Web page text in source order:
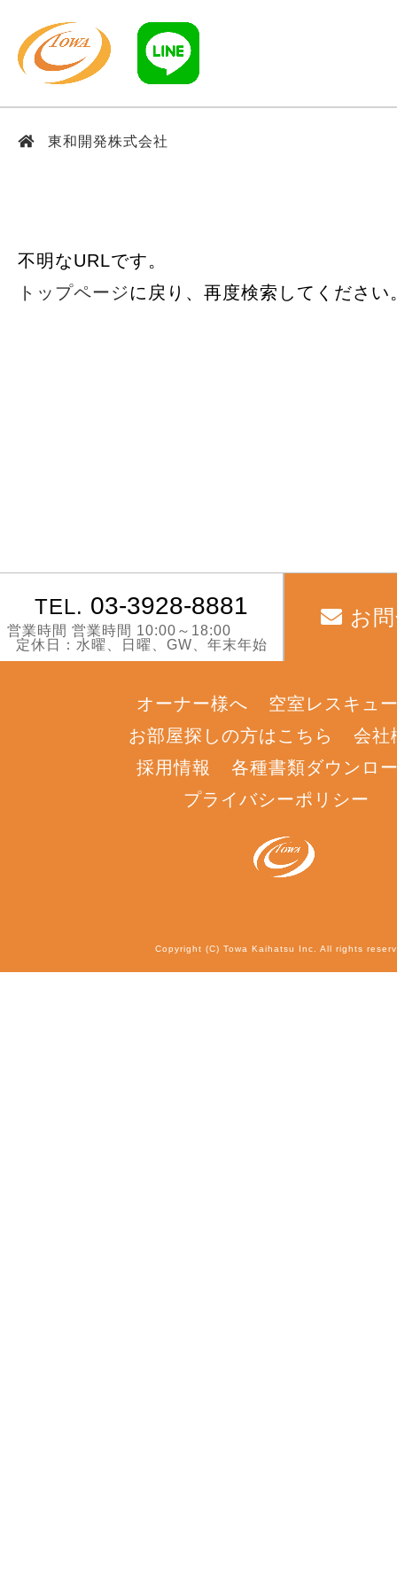
東和開発株式会社
不明なURLです。
トップページに戻り、再度検索してください
TEL. 03-3928-8881
営業時間 営業時間 10:00～18:00
定休日：水曜、日曜、GW、年末年始
お
オーナー様へ
空室レスキュ
お部屋探しの方はこちら
会社
採用情報
各種書類ダウンロ
プライバシーポリシー
Copyright (C) Towa Kaihatsu Inc. All rights